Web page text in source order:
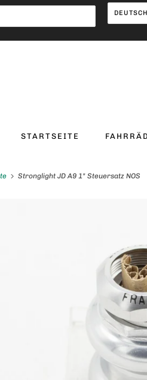
STARTSEITE
Stronglight JD A9 1" Steuersatz NOS